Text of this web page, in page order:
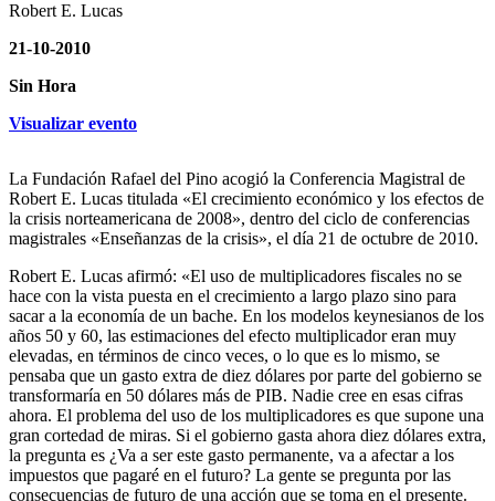
Robert E. Lucas
21-10-2010
Sin Hora
Visualizar evento
La Fundación Rafael del Pino acogió la Conferencia Magistral de
Robert E. Lucas titulada «El crecimiento económico y los efectos de
la crisis norteamericana de 2008», dentro del ciclo de conferencias
magistrales «Enseñanzas de la crisis», el día 21 de octubre de 2010.
Robert E. Lucas afirmó: «El uso de multiplicadores fiscales no se
hace con la vista puesta en el crecimiento a largo plazo sino para
sacar a la economía de un bache. En los modelos keynesianos de los
años 50 y 60, las estimaciones del efecto multiplicador eran muy
elevadas, en términos de cinco veces, o lo que es lo mismo, se
pensaba que un gasto extra de diez dólares por parte del gobierno se
transformaría en 50 dólares más de PIB. Nadie cree en esas cifras
ahora. El problema del uso de los multiplicadores es que supone una
gran cortedad de miras. Si el gobierno gasta ahora diez dólares extra,
la pregunta es ¿Va a ser este gasto permanente, va a afectar a los
impuestos que pagaré en el futuro? La gente se pregunta por las
consecuencias de futuro de una acción que se toma en el presente.